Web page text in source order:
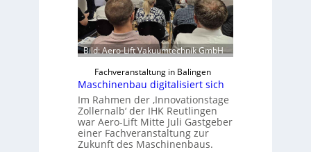
Bild: Aero-Lift Vakuumtechnik GmbH
Fachveranstaltung in Balingen
Maschinenbau digitalisiert sich
Im Rahmen der ‚Innovationstage
Zollernalb‘ der IHK Reutlingen
war Aero-Lift Mitte Juli Gastgeber
einer Fachveranstaltung zur
Zukunft des Maschinenbaus.